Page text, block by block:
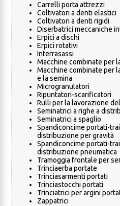
Carrelli porta attrezzi
Coltivatori a denti elastici
Coltivatori a denti rigidi
Diserbatrici meccaniche
Erpici a dischi
Erpici rotativi
Interrasassi
Macchine combinate per
Macchine combinate per
e la semina
Microgranulatori
Ripuntatori-scarificatori
Rulli per la lavorazione
Seminatrici a righe a
Seminatrici a spaglio
Spandiconcime portati-
distribuzione per gravità
Spandiconcime portati-
distribuzione pneumatica
Tramoggia frontale per
Trinciaerba portate
Trinciasarmenti portati
Trinciastocchi portati
Trinciatrici per argini
Zappatrici